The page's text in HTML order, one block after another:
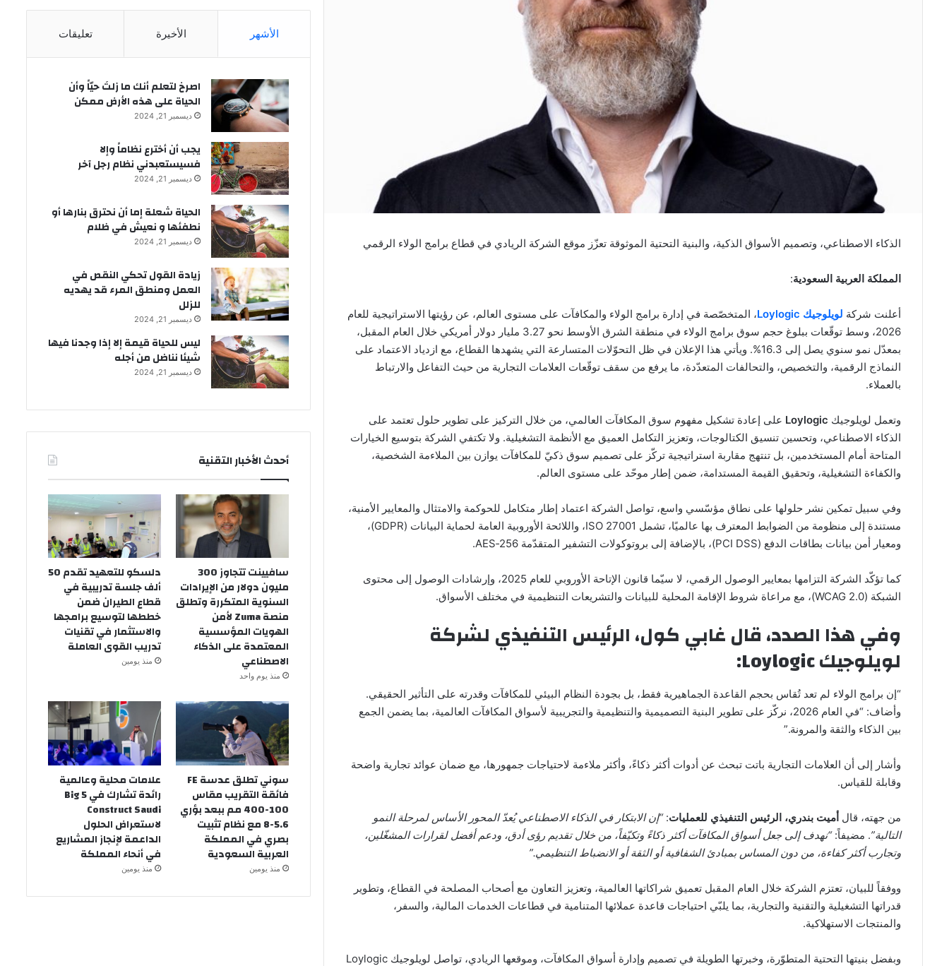
الذكاء الاصطناعي، وتصميم الأسواق الذكية، والبنية التحتية الموثوقة تعزّز موقع الشركة الريادي في قطاع برامج الولاء الرقمي
المملكة العربية السعودية:
أعلنت شركة لويلوجيك Loylogic
، المتخصّصة في إدارة برامج الولاء والمكافآت على مستوى العالم، عن رؤيتها الاستراتيجية للعام
2026، وسط توقّعات ببلوغ حجم سوق برامج الولاء في منطقة الشرق الأوسط نحو 3.27 مليار دولار أمريكي خلال العام المقبل،
بمعدّل نمو سنوي يصل إلى 16.3%. ويأتي هذا الإعلان في ظل التحوّلات المتسارعة التي يشهدها القطاع، مع ازدياد الاعتماد على
النماذج الرقمية، والتخصيص، والتحالفات المتعدّدة، ما يرفع من سقف توقّعات العلامات التجارية من حيث التفاعل والارتباط
بالعملاء.
وتعمل لويلوجيك Loylogic على إعادة تشكيل مفهوم سوق المكافآت العالمي، من خلال التركيز على تطوير حلول تعتمد على
الذكاء الاصطناعي، وتحسين تنسيق الكتالوجات، وتعزيز التكامل العميق مع الأنظمة التشغيلية. ولا تكتفي الشركة بتوسيع الخيارات
المتاحة أمام المستخدمين، بل تنتهج مقاربة استراتيجية تركّز على تصميم سوق ذكيّ للمكافآت يوازن بين الملاءمة الشخصية،
والكفاءة التشغيلية، وتحقيق القيمة المستدامة، ضمن إطار موحّد على مستوى العالم.
وفي سبيل تمكين نشر حلولها على نطاق مؤسّسي واسع، تواصل الشركة اعتماد إطار متكامل للحوكمة والامتثال والمعايير الأمنية،
مستندة إلى منظومة من الضوابط المعترف بها عالميًا، تشمل ISO 27001، واللائحة الأوروبية العامة لحماية البيانات (GDPR)،
ومعيار أمن بيانات بطاقات الدفع (PCI DSS)، بالإضافة إلى بروتوكولات التشفير المتقدّمة AES‑256.
كما تؤكّد الشركة التزامها بمعايير الوصول الرقمي، لا سيّما قانون الإتاحة الأوروبي للعام 2025، وإرشادات الوصول إلى محتوى
الشبكة (WCAG 2.0)، مع مراعاة شروط الإقامة المحلية للبيانات والتشريعات التنظيمية في مختلف الأسواق.
وفي هذا الصدد، قالغابي كول، الرئيس التنفيذي لشركة
لويلوجيك Loylogic :
“إن برامج الولاء لم تعد تُقاس بحجم القاعدة الجماهيرية فقط، بل بجودة النظام البيئي للمكافآت وقدرته على التأثير الحقيقي.
وأضاف: “في العام 2026، نركّز على تطوير البنية التصميمية والتنظيمية والتجريبية لأسواق المكافآت العالمية، بما يضمن الجمع
بين الذكاء والثقة والمرونة.”
وأشار إلى أن العلامات التجارية باتت تبحث عن أدوات أكثر ذكاءً، وأكثر ملاءمة لاحتياجات جمهورها، مع ضمان عوائد تجارية واضحة
وقابلة للقياس.
من جهته، قال أميت بندري، الرئيس التنفيذي للعمليات:“إن الابتكار في الذكاء الاصطناعي يُعدّ المحور الأساس لمرحلة النمو
التالية”. مضيفاً:“نهدف إلى جعل أسواق المكافآت أكثر ذكاءً وتكيّفاً، من خلال تقديم رؤى أدق، ودعم أفضل لقرارات المشغّلين،
وتجارب أكثر كفاءة، من دون المساس بمبادئ الشفافية أو الثقة أو الانضباط التنظيمي.”
ووفقاً للبيان، تعتزم الشركة خلال العام المقبل تعميق شراكاتها العالمية، وتعزيز التعاون مع أصحاب المصلحة في القطاع، وتطوير
قدراتها التشغيلية والتقنية والتجارية، بما يلبّي احتياجات قاعدة عملائها المتنامية في قطاعات الخدمات المالية، والسفر،
والمنتجات الاستهلاكية.
وبفضل بنيتها التحتية المتطوّرة، وخبرتها الطويلة في تصميم وإدارة أسواق المكافآت، وموقعها الريادي، تواصل لويلوجيك Loylogic
الأشهر الأخيرة تعليقات
‫اصرخ لتعلم أنك ما زلتَ حيّاً وأن
الحياة على هذه الأرض ممكن
ديسمبر 21, 2024
يجب أن أخترع نظاماً وإلا
فسيستعبدني نظام رجل آخر
ديسمبر 21, 2024
الحياة شعلة إما أن نحترق بنارها أو
نطفئها و نعيش في ظلام
ديسمبر 21, 2024
زيادة القول تحكي النقص في
العمل ومنطق المرء قد يهديه
للزلل
ديسمبر 21, 2024
ليس للحياة قيمة إلا إذا وجدنا فيها
شيئا نناضل من أجله
ديسمبر 21, 2024
أحدث الأخبار التقنية
سافيينت تتجاوز 300
مليون دولار من الإيرادات
السنوية المتكررة وتطلق
منصة Zuma لأمن
الهويات المؤسسية
المعتمدة على الذكاء
الاصطناعي
منذ يوم واحد
دلسكو للتعهيد تقدم 50
ألف جلسة تدريبية في
قطاع الطيران ضمن
خططها لتوسيع برامجها
والاستثمار في تقنيات
تدريب القوى العاملة
منذ يومين
سوني تطلق عدسة FE
فائقة التقريب مقاس
100-400 مم ببعد بؤري
5.6-8 مع نظام تثبيت
بصري في المملكة
العربية السعودية
منذ يومين
علامات محلية وعالمية
رائدة تشارك في Big 5
Construct Saudi
لاستعراض الحلول
الداعمة لإنجاز المشاريع
في أنحاء المملكة
منذ يومين